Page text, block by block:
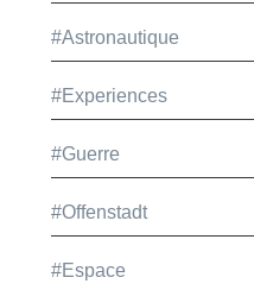
#Astronautique
#Experiences
#Guerre
#Offenstadt
#Espace